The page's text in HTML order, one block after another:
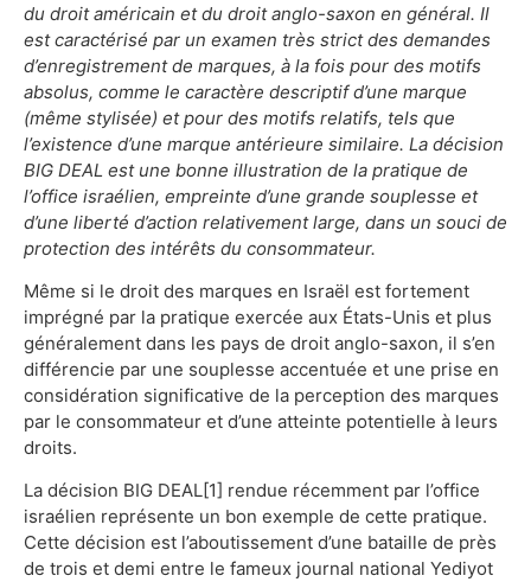
du droit américain et du droit anglo-saxon en général. Il
est caractérisé par un examen très strict des demandes
d’enregistrement de marques, à la fois pour des motifs
absolus, comme le caractère descriptif d’une marque
(même stylisée) et pour des motifs relatifs, tels que
l’existence d’une marque antérieure similaire. La décision
BIG DEAL est une bonne illustration de la pratique de
l’office israélien, empreinte d’une grande souplesse et
d’une liberté d’action relativement large, dans un souci de
protection des intérêts du consommateur.
Même si le droit des marques en Israël est fortement
imprégné par la pratique exercée aux États-Unis et plus
généralement dans les pays de droit anglo-saxon, il s’en
différencie par une souplesse accentuée et une prise en
considération significative de la perception des marques
par le consommateur et d’une atteinte potentielle à leurs
droits.
La décision BIG DEAL[1] rendue récemment par l’office
israélien représente un bon exemple de cette pratique.
Cette décision est l’aboutissement d’une bataille de près
de trois et demi entre le fameux journal national Yediyot